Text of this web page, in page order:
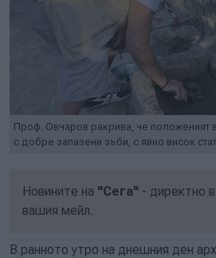
Проф. Овчаров ракрива, че положеният
с добре запазени зъби, с явно висок
Новините на "Сега" - директно
вашия мейл.
В ранното утро на днешния ден